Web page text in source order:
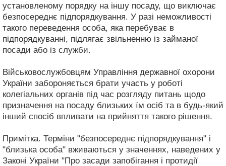
установленому порядку на іншу посаду, що виключає
безпосереднє підпорядкування. У разі неможливості
такого переведення особа, яка перебуває в
підпорядкуванні, підлягає звільненню із займаної
посади або із служби.
Військовослужбовцям Управління державної охорони
України забороняється брати участь у роботі
колегіальних органів під час розгляду питань щодо
призначення на посаду близьких їм осіб та в будь-який
інший спосіб впливати на прийняття такого рішення.
Примітка. Терміни "безпосереднє підпорядкування" і
"близька особа" вживаються у значеннях, наведених у
Законі України "Про засади запобігання і протидії